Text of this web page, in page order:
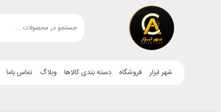
شهر ابزار فروشگاه دسته بندی کالاها وبلاگ تماس باما